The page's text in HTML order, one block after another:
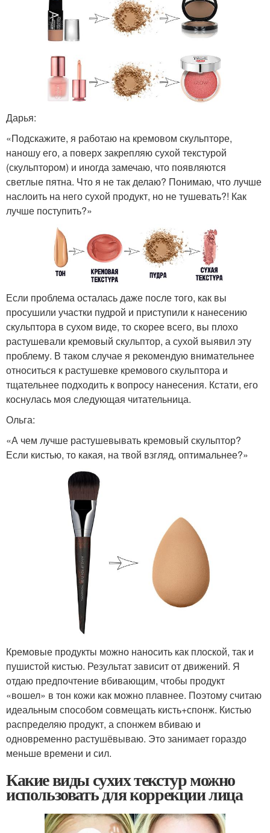
Дарья:
«Подскажите, я работаю на кремовом скульпторе,
наношу его, а поверх закрепляю сухой текстурой
(скульптором) и иногда замечаю, что появляются
светлые пятна. Что я не так делаю? Понимаю, что лучше
наслоить на него сухой продукт, но не тушевать?! Как
лучше поступить?»
Если проблема осталась даже после того, как вы
просушили участки пудрой и приступили к нанесению
скульптора в сухом виде, то скорее всего, вы плохо
растушевали кремовый скульптор, а сухой выявил эту
проблему. В таком случае я рекомендую внимательнее
относиться к растушевке кремового скульптора и
тщательнее подходить к вопросу нанесения. Кстати, его
коснулась моя следующая читательница.
Ольга:
«А чем лучше растушевывать кремовый скульптор?
Если кистью, то какая, на твой взгляд, оптимальнее?»
Кремовые продукты можно наносить как плоской, так и
пушистой кистью. Результат зависит от движений. Я
отдаю предпочтение вбивающим, чтобы продукт
«вошел» в тон кожи как можно плавнее. Поэтому считаю
идеальным способом совмещать кисть+спонж. Кистью
распределяю продукт, а спонжем вбиваю и
одновременно растушёвываю. Это занимает гораздо
меньше времени и сил.
Какие виды сухих текстур можно
использовать для коррекции лица